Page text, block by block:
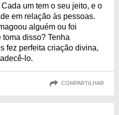
um tem o seu jeito, e o
em relação às pessoas.
alguém ou foi
disso? Tenha
fez perfeita criação divina,
lo.
COMPARTILHAR